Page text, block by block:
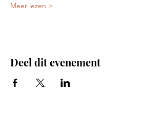
Meer lezen >
Deel dit evenement